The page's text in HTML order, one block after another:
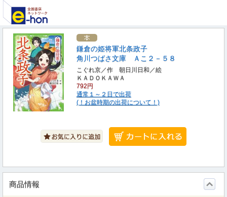
鎌倉の姫将軍北条政子
角川つばさ文庫 Ａこ２－５８
こぐれ京／作 朝日川日和／絵
ＫＡＤＯＫＡＷＡ
792円
通常１～２日で出荷
(！お盆時期の出荷について！)
商品情報